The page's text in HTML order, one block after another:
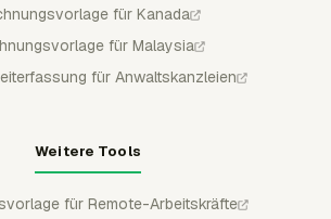
für Kanada
für Malaysia
für Anwaltskanzleien
Weitere Tools
für Remote-Arbeitskräfte